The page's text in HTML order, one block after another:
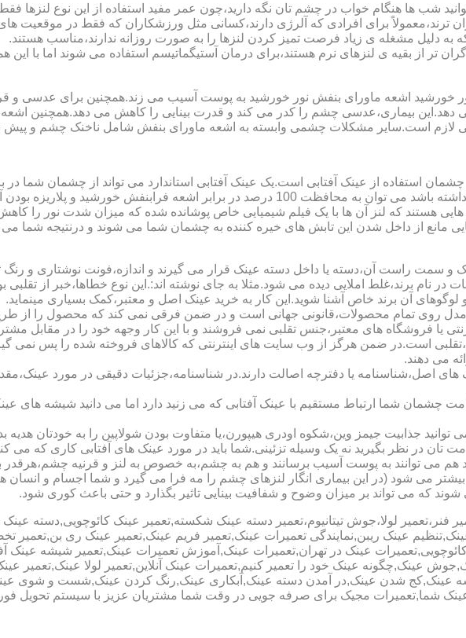
شب ها هنگام خواب در چشم تان نگه دارید،چون عمر مفید استفاده از این نوع لنزها
برای افرادی که آلرژی دارند،کسانی مثل ورزشکاران که فقط در موقعیت
دلیل مشغله ی زیاد فرصت تمیز کردن لنزها را به صورت روزانه ندارند،مناسب هستند.
گران تر از بقیه ی لنزهای نرم هستند،برای درمان آستیگماتیسم استفاده می شوند اما با
دهد.این بیماری،عدسی چشم را کدر می کند و قدرت بینایی را کاهش می دهد.همچنین
لازم است.سایر مشکلات چشمی وابسته به اشعه ماورای بنفش شامل ناخنک چشم و
استفاده از عینک آفتابی است.یک عینک آفتابی استاندارد می تواند از چشمان شما
هایی که یک عینک آفتابی استاندارد باید داشته باشد می توان به محافظت 100 درصد
هستند که لنز آن ها با یک فیلم شیمیایی خاص پوشانده شده که میزان شدت نور را
مانع از داخل شدن این تابش های خیره کننده به چشمان شما می شوند و درنتیجه شما می
سمت راست آن،دسته یا داخل دسته عینک قرار می گیرند و اندازه،فونت نوشتاری و رنگ
در نام برند،غلط املایی دیده می شود.مثلا به جای نوشته اند:.این نوع خطاها،خبر از
لوگوهای آن برند خاص آشنا شوید.این کار به خرید عینک اصل و معتبر،کمک بسیاری مینماید.
روی تمام محصولات،قانونی جهانی است و در ضمن فرقی نمی کند که محصول را از طریق
یا فروشگاه های معتبر،جنس تقلبی نمی فروشند و با این کار وجهه خود را در مقابل
است.در ضمن هرگز از وب سایت های اینترنتی که کالاهای فروخته شده را پس نمی
می دهند.
های اصل،شناسنامه یا دفترچه اصالت دارند.در شناسنامه،جزئیات دقیقی در مورد
چشمان شما ارتباط مستقیم با عینک آفتابی که می زنید دارد اما می دانید شیشه های
جذابیت جیمز وین،شکوه اودری هیپورن،یا متفاوت بودن شولاپین را به خودتان هدیه
در نظر بگیرید نه یک وسیله تزئینی.شما باید در مورد عینک های آفتابی کاری که می
می توانند به پوست آسیب برسانند و هم به چشم،به خصوص به لنز و قرنیه چشم،هرقدر
بیشتر می شود (در این بیماری انگار لنزهای چشم را مه فرا می گیرد و شما اجسام و
که می تواند بر میزان وضوح و شفافیت بینایی تاثیر بگذارد و حتی باعث کوری شود.
فنر،تعمیر لولا،جوش تیتانیوم،تعمیر دسته عینک شکسته,تعمیر عینک
عینک ریبن,نمایندگی تعمیرات عینک,تعمیر فریم عینک,تعمیر عینک ری
عینک در تهران,تعمیرات عینک,آموزش تعمیرات عینک,تعمیر شیشه
عینک,چگونه عینک خود را تعمیر کنیم,تعمیرات عینک آنلاین,تعمیر لولا عینک,تعمیر
عینک,کج شدن عینک,در آمدن دسته عینک,آبکاری عینک,رنگ کردن عینک,شست و شوی
عینک شما,تعمیرات مجیک برای صرفه جویی در وقت شما مشتریان عزیز با سیستم